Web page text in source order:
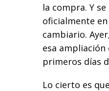
la compra. Y
oficialmente
cambiario.
esa
primeros días
Lo cierto es